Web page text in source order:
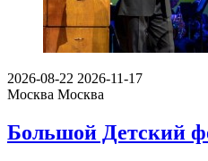
2026-08-22 2026-11-17
Москва Москва
Большой Детский